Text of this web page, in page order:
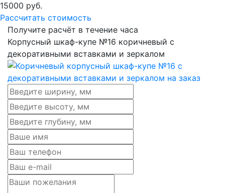
15000 руб.
Рассчитать стоимость
Получите расчёт в течение часа
Корпусный шкаф-купе №16 коричневый с
декоративными вставками и зеркалом